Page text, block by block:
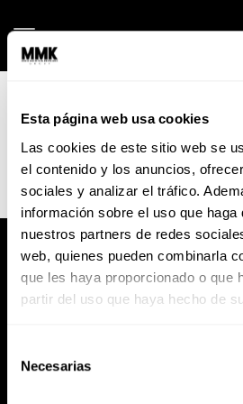
Esta página web usa cookies
Las cookies de este sitio web se
el contenido y los anuncios,
sociales y analizar el tráfico.
información sobre el uso que haga
nuestros partners de redes
web, quienes pueden combinarla
que les haya proporcionado o que
partir del uso que haya hecho de
Necesarias
Sunday, 09
Maxi
No posts found.